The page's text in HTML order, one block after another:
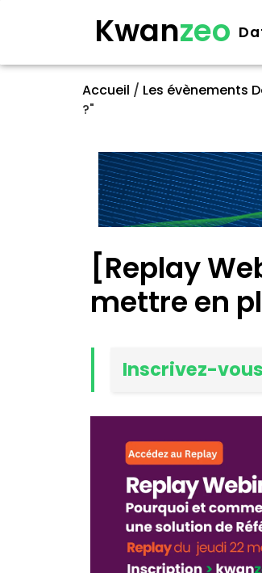
Kwanzeo
Accueil / Les évènements
?"
[Replay
mettre en
Inscrivez-